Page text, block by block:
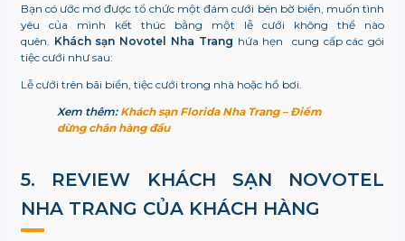
Bạn có ước mơ được tổ chức một đám cưới bên bờ biển, muốn tình
yêu của mình kết thúc bằng một lễ cưới không thể nào
quên. Khách sạn Novotel Nha Trang hứa hẹn cung cấp các gói
tiệc cưới như sau:
Lễ cưới trên bãi biển, tiệc cưới trong nhà hoặc hồ bơi.
Xem thêm: Khách sạn Florida Nha Trang – Điểm
dừng chân hàng đầu
5. REVIEW KHÁCH SẠN NOVOTEL
NHA TRANG CỦA KHÁCH HÀNG